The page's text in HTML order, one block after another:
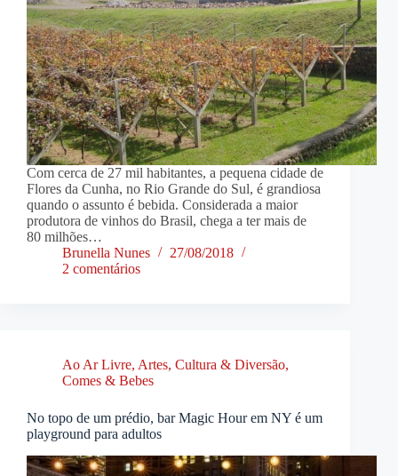
Com cerca de 27 mil habitantes, a pequena cidade de
Flores da Cunha, no Rio Grande do Sul, é grandiosa
quando o assunto é bebida. Considerada a maior
produtora de vinhos do Brasil, chega a ter mais de
80 milhões…
Brunella Nunes
27/08/2018
2 comentários
Ao Ar Livre, Artes, Cultura & Diversão,
Comes & Bebes
No topo de um prédio, bar Magic Hour em NY é um
playground para adultos